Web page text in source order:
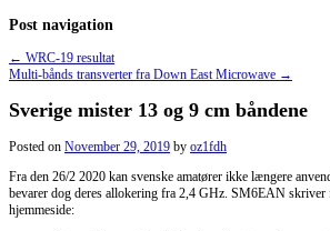
Post navigation
← WRC-19 resultat
Multi-bånds transverter fra Down East Microwave →
Sverige mister 13 og 9 cm båndene
Posted on November 29, 2019 by oz1fdh
Fra den 26/2 2020 kan svenske amatører ikke længere
bevarer dog deres allokering fra 2,4 GHz. SM6EAN skriver
hjemmeside: